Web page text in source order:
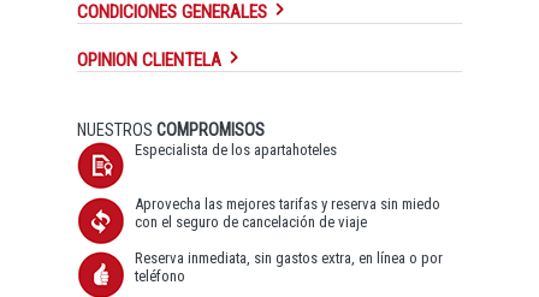
CONDICIONES GENERALES
OPINION CLIENTELA
NUESTROS COMPROMISOS
Especialista de los apartahoteles
Aprovecha las mejores tarifas y reserva sin miedo
con el seguro de cancelación de viaje
Reserva inmediata, sin gastos extra, en línea o por
teléfono